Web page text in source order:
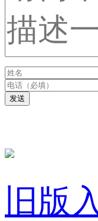
发送
旧版